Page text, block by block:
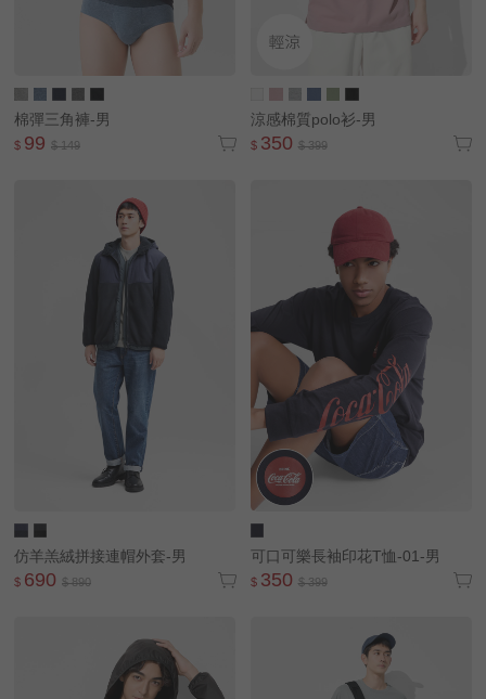
lativ 米格國際 - 台灣平價高品質國民服飾品牌
棉彈三角褲-男
$ 99 $ 149
涼感棉質polo衫-男
$ 350 $ 399
仿羊羔絨拼接連帽外套-男
$ 690 $ 890
可口可樂長袖印花T恤-01-男
$ 350 $ 399